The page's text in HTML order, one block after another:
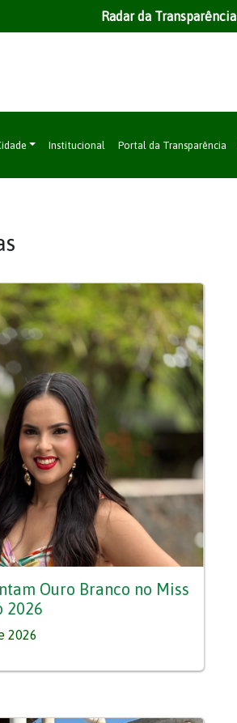
Radar da Transparência
Institucional Portal da Transparência
Ouro Branco no Miss
2026
2026